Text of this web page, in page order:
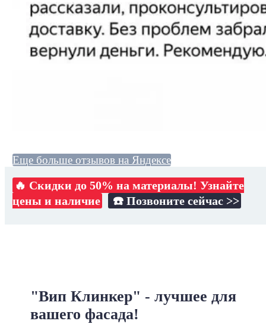
Еще больше отзывов на Яндексе
🔥 Скидки до 50% на материалы! Узнайте
цены и наличие
☎️ Позвоните сейчас >>
"Вип Клинкер" - лучшее для
вашего фасада!